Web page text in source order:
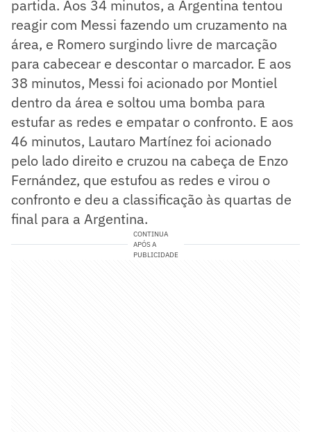
partida. Aos 34 minutos, a Argentina tentou
reagir com Messi fazendo um cruzamento na
área, e Romero surgindo livre de marcação
para cabecear e descontar o marcador. E aos
38 minutos, Messi foi acionado por Montiel
dentro da área e soltou uma bomba para
estufar as redes e empatar o confronto. E aos
46 minutos, Lautaro Martínez foi acionado
pelo lado direito e cruzou na cabeça de Enzo
Fernández, que estufou as redes e virou o
confronto e deu a classificação às quartas de
final para a Argentina.
CONTINUA
APÓS A
PUBLICIDADE